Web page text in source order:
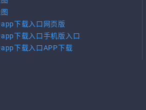
下载入口网页版
下载入口手机版入口
下载入口APP下载